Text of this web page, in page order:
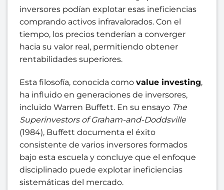
inversores podían explotar esas ineficiencias
comprando activos infravalorados. Con el
tiempo, los precios tenderían a converger
hacia su valor real, permitiendo obtener
rentabilidades superiores.
Esta filosofía, conocida como value investing,
ha influido en generaciones de inversores,
incluido Warren Buffett. En su ensayo The
Superinvestors of Graham-and-Doddsville
(1984), Buffett documenta el éxito
consistente de varios inversores formados
bajo esta escuela y concluye que el enfoque
disciplinado puede explotar ineficiencias
sistemáticas del mercado.